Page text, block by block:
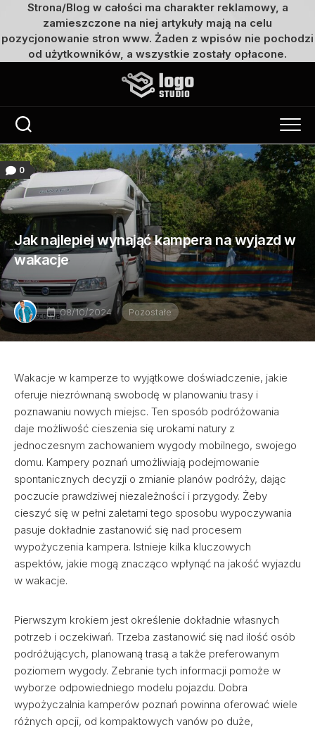
Strona/Blog w całości ma charakter reklamowy, a
zamieszczone na niej artykuły mają na celu
pozycjonowanie stron www. Żaden z wpisów nie pochodzi
od użytkowników, a wszystkie zostały opłacone.
0
Jak najlepiej wynająć kampera na wyjazd w
wakacje
08/10/2024 Pozostałe
Wakacje w kamperze to wyjątkowe doświadczenie, jakie
oferuje niezrównaną swobodę w planowaniu trasy i
poznawaniu nowych miejsc. Ten sposób podróżowania
daje możliwość cieszenia się urokami natury z
jednoczesnym zachowaniem wygody mobilnego, swojego
domu. Kampery poznań umożliwiają podejmowanie
spontanicznych decyzji o zmianie planów podróży, dając
poczucie prawdziwej niezależności i przygody. Żeby
cieszyć się w pełni zaletami tego sposobu wypoczywania
pasuje dokładnie zastanowić się nad procesem
wypożyczenia kampera. Istnieje kilka kluczowych
aspektów, jakie mogą znacząco wpłynąć na jakość wyjazdu
w wakacje.
Pierwszym krokiem jest określenie dokładnie własnych
potrzeb i oczekiwań. Trzeba zastanowić się nad ilość osób
podróżujących, planowaną trasą a także preferowanym
poziomem wygody. Zebranie tych informacji pomoże w
wyborze odpowiedniego modelu pojazdu. Dobra
wypożyczalnia kamperów poznań powinna oferować wiele
różnych opcji, od kompaktowych vanów po duże,